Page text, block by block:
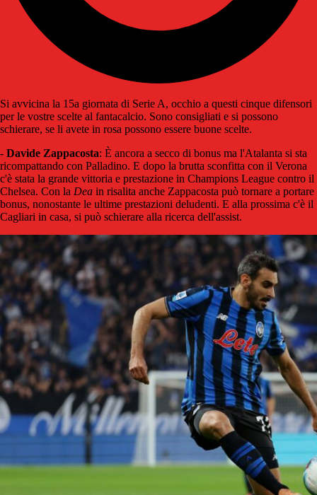
Si avvicina la 15a giornata di Serie A, occhio a questi cinque difensori
per le vostre scelte al fantacalcio. Sono consigliati e si possono
schierare, se li avete in rosa possono essere buone scelte.
- Davide Zappacosta: È ancora a secco di bonus ma l'Atalanta si sta
ricompattando con Palladino. E dopo la brutta sconfitta con il Verona
c'è stata la grande vittoria e prestazione in Champions League contro il
Chelsea. Con la Dea in risalita anche Zappacosta può tornare a portare
bonus, nonostante le ultime prestazioni deludenti. E alla prossima c'è il
Cagliari in casa, si può schierare alla ricerca dell'assist.